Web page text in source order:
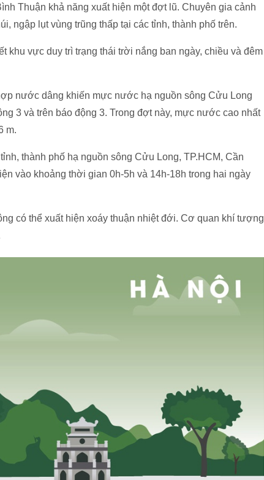
Thuận khả năng xuất hiện một đợt lũ. Chuyên gia cảnh
ngập lụt vùng trũng thấp tại các tỉnh, thành phố trên.
khu vực duy trì trạng thái trời nắng ban ngày, chiều và đêm
nước dâng khiến mực nước hạ nguồn sông Cửu Long
3 và trên báo động 3. Trong đợt này, mực nước cao nhất
m.
thành phố hạ nguồn sông Cửu Long, TP.HCM, Cần
vào khoảng thời gian 0h-5h và 14h-18h trong hai ngày
có thể xuất hiện xoáy thuận nhiệt đới. Cơ quan khí tượng